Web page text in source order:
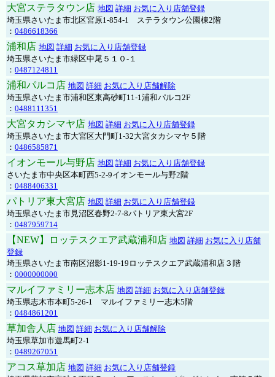
大宮ステラタウン店 地図 詳細 お気に入り店舗登録
埼玉県さいたま市北区宮原1-854-1 ステラタウン公園棟2階
： 0486618366
浦和店 地図 詳細 お気に入り店舗登録
埼玉県さいたま市緑区中尾５１０-１
： 0487124811
浦和パルコ店 地図 詳細 お気に入り店舗解除
埼玉県さいたま市浦和区東高砂町11-1浦和パルコ2F
： 0488111351
大宮タカシマヤ店 地図 詳細 お気に入り店舗登録
埼玉県さいたま市大宮区大門町1-32大宮タカシマヤ５階
： 0486585871
イオンモール与野店 地図 詳細 お気に入り店舗登録
さいたま市中央区本町西5-2-9イオンモール与野2階
： 0488406331
パトリア東大宮店 地図 詳細 お気に入り店舗登録
埼玉県さいたま市見沼区春野2-7-8パトリア東大宮2F
： 0487959714
【NEW】ロッテスクエア武蔵浦和店 地図 詳細 お気に入り店舗
登録
埼玉県さいたま市南区沼影1-19-19ロッテスクエア武蔵浦和店３階
： 0000000000
マルイファミリー志木店 地図 詳細 お気に入り店舗登録
埼玉県志木市本町5-26-1 マルイファミリー志木5階
： 0484861201
草加舎人店 地図 詳細 お気に入り店舗解除
埼玉県草加市遊馬町2-1
： 0489267051
アコス草加店 地図 詳細 お気に入り店舗登録